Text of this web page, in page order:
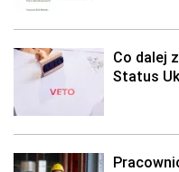
Co dalej
Status